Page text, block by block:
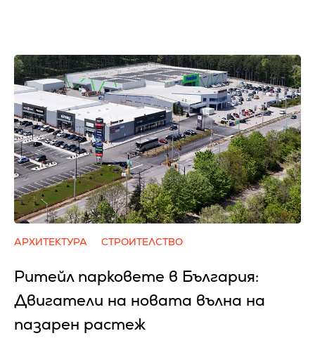
АРХИТЕКТУРА СТРОИТЕЛСТВО
Ритейл парковете в България:
Двигатели на новата вълна на
пазарен растеж